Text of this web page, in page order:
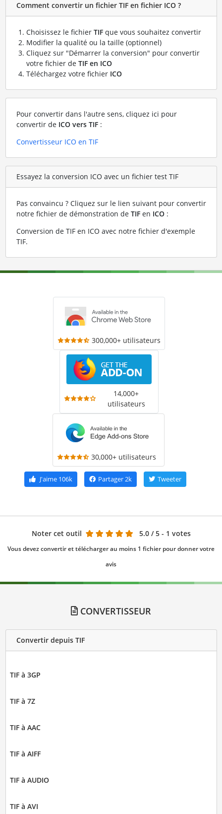
Comment convertir un fichier TIF en fichier ICO ?
Choisissez le fichier TIFque vous souhaitez convertir
Modifier la qualité ou la taille (optionnel)
Cliquez sur "Démarrer la conversion" pour convertir
votre fichier de TIF en ICO
Téléchargez votre fichier ICO
Pour convertir dans l'autre sens, cliquez ici pour
convertir de ICO vers TIF:
Convertisseur ICO en TIF
Essayez la conversion ICO avec un fichier test TIF
Pas convaincu ? Cliquez sur le lien suivant pour convertir
notre fichier de démonstration de TIFen ICO:
Conversion de TIF en ICO avec notre fichier d'exemple
TIF.
300,000+ utilisateurs
14,000+
utilisateurs
30,000+ utilisateurs
J'aime106k Partager2k Tweeter
Noter cet outil 5.0 / 5 - 1 votes
Vous devez convertir et télécharger au moins 1 fichier pour donner votre
avis
CONVERTISSEUR
Convertir depuis TIF
TIF à 3GP
TIF à 7Z
TIF à AAC
TIF à AIFF
TIF à AUDIO
TIF à AVI